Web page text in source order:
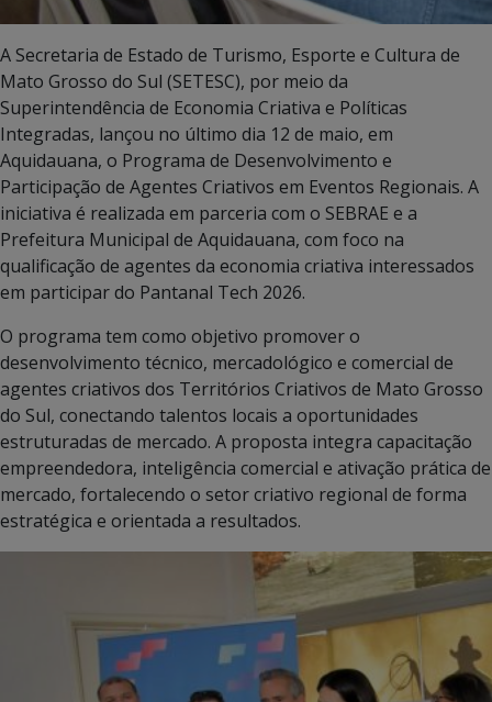
A Secretaria de Estado de Turismo, Esporte e Cultura de
Mato Grosso do Sul (SETESC), por meio da
Superintendência de Economia Criativa e Políticas
Integradas, lançou no último dia 12 de maio, em
Aquidauana, o Programa de Desenvolvimento e
Participação de Agentes Criativos em Eventos Regionais. A
iniciativa é realizada em parceria com o SEBRAE e a
Prefeitura Municipal de Aquidauana, com foco na
qualificação de agentes da economia criativa interessados
em participar do Pantanal Tech 2026.
O programa tem como objetivo promover o
desenvolvimento técnico, mercadológico e comercial de
agentes criativos dos Territórios Criativos de Mato Grosso
do Sul, conectando talentos locais a oportunidades
estruturadas de mercado. A proposta integra capacitação
empreendedora, inteligência comercial e ativação prática de
mercado, fortalecendo o setor criativo regional de forma
estratégica e orientada a resultados.